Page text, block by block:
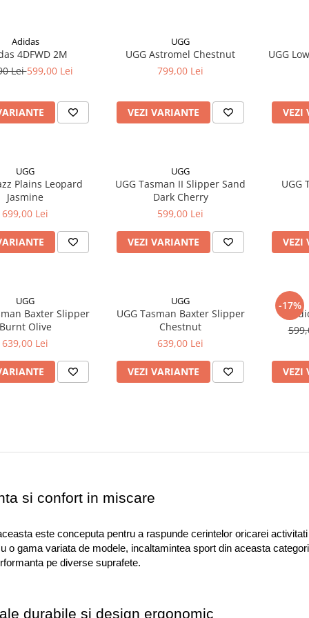
Adidas
4DFWD 2M
Lei599,00 Lei
UGG
UGG Astromel Chestnut
799,00 Lei
VEZI VARIANTE
UGG
VEZI
UGG
Plains Leopard
Jasmine
699,00 Lei
UGG
UGG Tasman II Slipper Sand
Dark Cherry
599,00 Lei
VEZI VARIANTE
UGG
VEZI
UGG
Baxter Slipper
Olive
639,00 Lei
UGG
UGG Tasman Baxter Slipper
Chestnut
639,00 Lei
VEZI VARIANTE
-17%
VEZI
si confort in miscare
este conceputa pentru a raspunde cerintelor oricarei
o gama variata de modele, incaltamintea sport din aceasta
pe diverse suprafete.
durabile si design ergonomic